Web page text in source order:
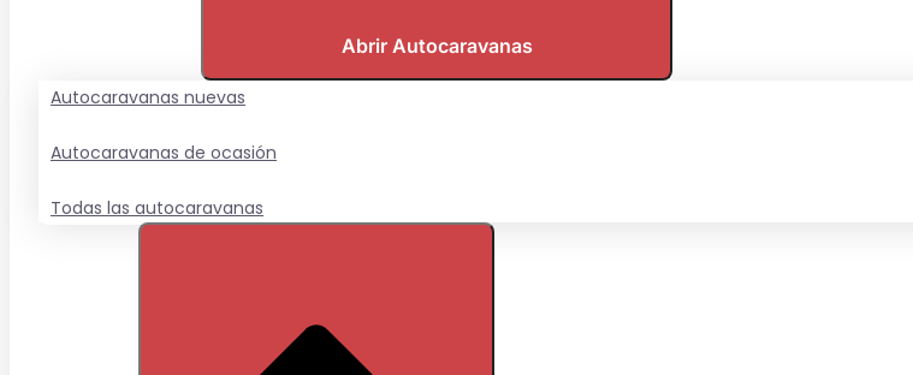
Abrir Autocaravanas
Autocaravanas nuevas
Autocaravanas de ocasión
Todas las autocaravanas